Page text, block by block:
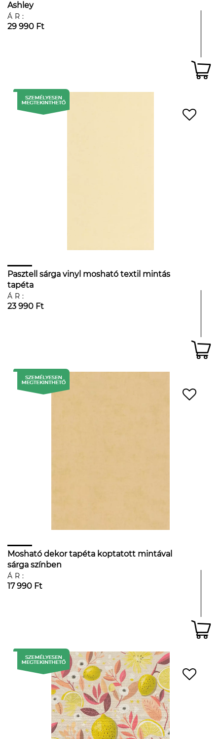
Ashley
ÁR:
29 990 Ft
Pasztell sárga vinyl mosható textil mintás
tapéta
ÁR:
23 990 Ft
Mosható dekor tapéta koptatott mintával
sárga színben
ÁR:
17 990 Ft